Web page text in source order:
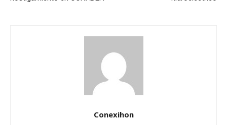
Conexihon